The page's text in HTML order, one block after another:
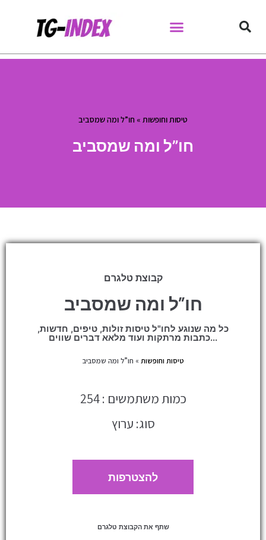
טיסות וחופשות » חו”ל ומה שמסביב
חו”ל ומה שמסביב
קבוצת טלגרם
חו”ל ומה שמסביב
כל מה שנוגע לחו"ל טיסות זולות, טיפים, חדשות,
כתבות מרתקות ועוד מלאא דברים שווים...
טיסות וחופשות » חו”ל ומה שמסביב
כמות משתמשים : 254
סוג: ערוץ
להצטרפות
שתף את הקבוצת טלגרם